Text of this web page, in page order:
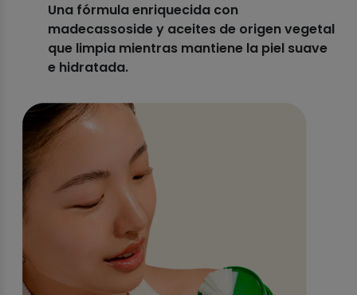
Una fórmula enriquecida con
madecassoside y aceites de origen vegetal
que limpia mientras mantiene la piel suave
e hidratada.